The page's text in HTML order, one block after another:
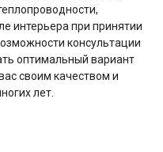
интерьера при принятии
консультации
оптимальный вариант
своим качеством и
лет.